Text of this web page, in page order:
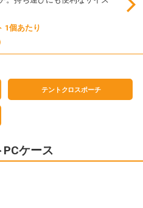
1個あたり
テントクロスポーチ
ケース